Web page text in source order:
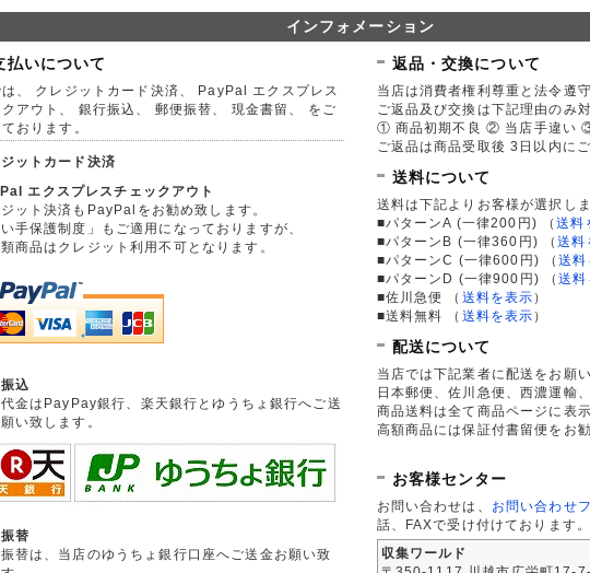
インフォメーション
払いについて
は、 クレジットカード決済、 PayPal エクスプレス
アウト、 銀行振込、 郵便振替、 現金書留、 をご
おります。
ットカード決済
エクスプレスチェックアウト
ット決済もPayPalをお勧め致します。
い手保護制度」もご適用になっておりますが、
商品はクレジット利用不可となります。
込
金はPayPay銀行、楽天銀行とゆうちょ銀行へご送
い致します。
替
替は、当店のゆうちょ銀行口座へご送金お願い致
返品・交換について
当店は消費者権利尊重と法令遵
ご返品及び交換は下記理由のみ
① 商品初期不良 ② 当店手違い
ご返品は商品受取後 3日以内に
送料について
送料は下記よりお客様が選択しま
■パターンA (一律200円)
（送料
■パターンB (一律360円)
（送料
■パターンC (一律600円)
（送料
■パターンD (一律900円)
（送料
■佐川急便
（ 送料を表示 ）
■送料無料
（ 送料を表示 ）
配送について
当店では下記業者に配送をお願
日本郵便、佐川急便、西濃運輸
商品送料は全て商品ページに表
高額商品には保証付書留便をお
お客様センター
お問い合わせは、 お問い合わせ
話、FAXで受け付けております。
収集ワールド